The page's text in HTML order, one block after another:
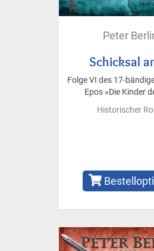
Peter
Schicksal
Folge VI des 17-
Epos »Die Kinder
Historischer